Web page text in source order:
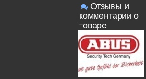
Отзывы и
комментарии о
товаре